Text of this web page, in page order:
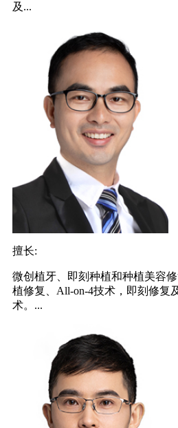
及...
擅长:
微创植牙、即刻种植和种植美容
植修复、All-on-4技术，即刻修复
术。...